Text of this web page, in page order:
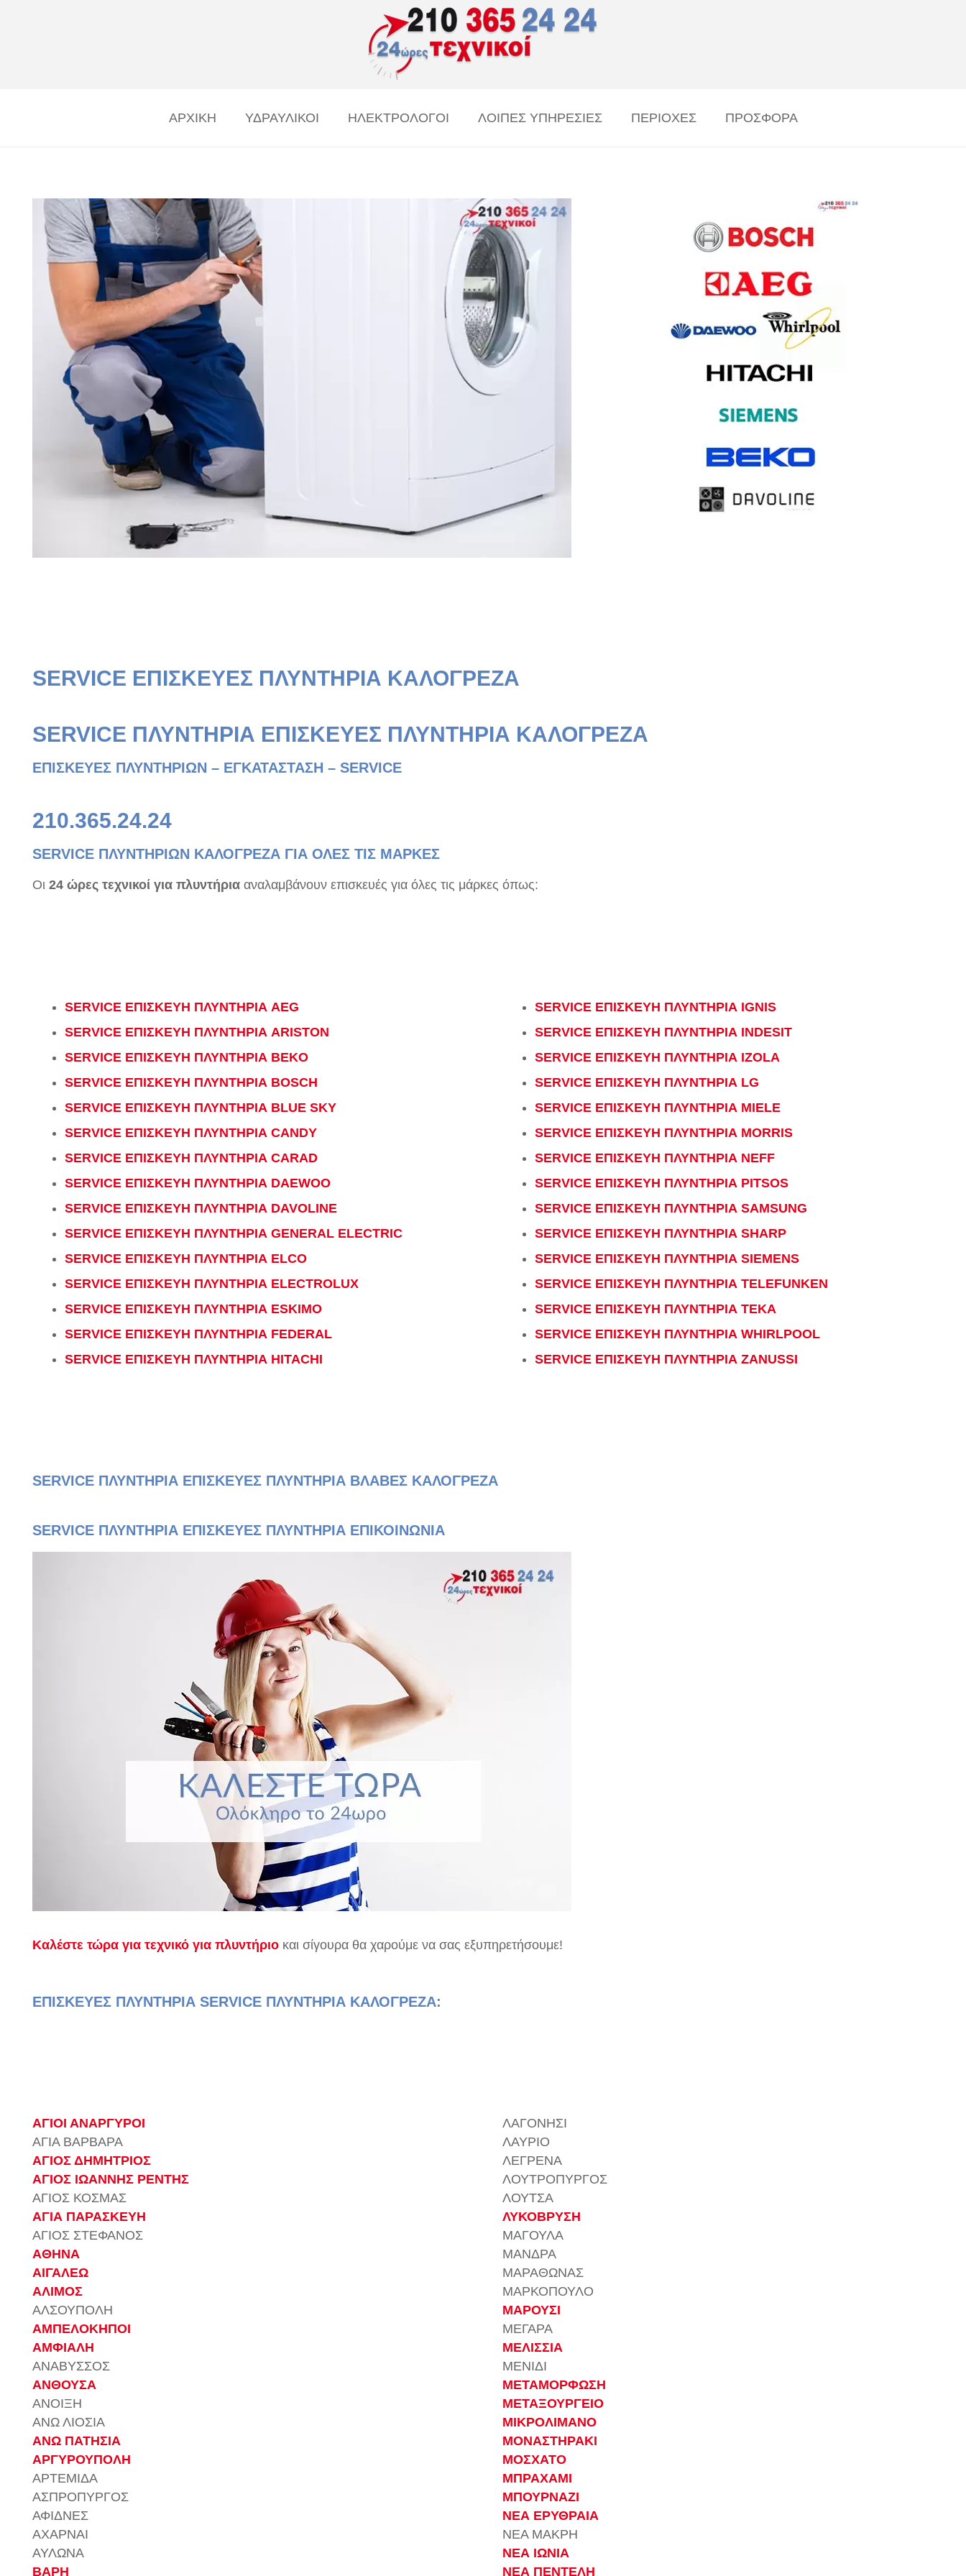
ΑΡΧΙΚΗ ΥΔΡΑΥΛΙΚΟΙ ΗΛΕΚΤΡΟΛΟΓΟΙ ΛΟΙΠΕΣ ΥΠΗΡΕΣΙΕΣ ΠΕΡΙΟΧΕΣ ΠΡΟΣΦΟΡΑ
SERVICE ΕΠΙΣΚΕΥΕΣ ΠΛΥΝΤΗΡΙΑ ΚΑΛΟΓΡΕΖΑ
SERVICE ΠΛΥΝΤΗΡΙΑ ΕΠΙΣΚΕΥΕΣ ΠΛΥΝΤΗΡΙΑ ΚΑΛΟΓΡΕΖΑ
ΕΠΙΣΚΕΥΕΣ ΠΛΥΝΤΗΡΙΩΝ – ΕΓΚΑΤΑΣΤΑΣΗ – SERVICE
210.365.24.24
SERVICE ΠΛΥΝΤΗΡΙΩΝ ΚΑΛΟΓΡΕΖΑ ΓΙΑ ΟΛΕΣ ΤΙΣ ΜΑΡΚΕΣ
Οι 24 ώρες τεχνικοί για πλυντήρια αναλαμβάνουν επισκευές για όλες τις μάρκες όπως:
SERVICE ΕΠΙΣΚΕΥΗ ΠΛΥΝΤΗΡΙΑ AEG
SERVICE ΕΠΙΣΚΕΥΗ ΠΛΥΝΤΗΡΙΑ ARISTON
SERVICE ΕΠΙΣΚΕΥΗ ΠΛΥΝΤΗΡΙΑ BEKO
SERVICE ΕΠΙΣΚΕΥΗ ΠΛΥΝΤΗΡΙΑ BOSCH
SERVICE ΕΠΙΣΚΕΥΗ ΠΛΥΝΤΗΡΙΑ BLUE SKY
SERVICE ΕΠΙΣΚΕΥΗ ΠΛΥΝΤΗΡΙΑ CANDY
SERVICE ΕΠΙΣΚΕΥΗ ΠΛΥΝΤΗΡΙΑ CARAD
SERVICE ΕΠΙΣΚΕΥΗ ΠΛΥΝΤΗΡΙΑ DAEWOO
SERVICE ΕΠΙΣΚΕΥΗ ΠΛΥΝΤΗΡΙΑ DAVOLINE
SERVICE ΕΠΙΣΚΕΥΗ ΠΛΥΝΤΗΡΙΑ GENERAL ELECTRIC
SERVICE ΕΠΙΣΚΕΥΗ ΠΛΥΝΤΗΡΙΑ ELCO
SERVICE ΕΠΙΣΚΕΥΗ ΠΛΥΝΤΗΡΙΑ ELECTROLUX
SERVICE ΕΠΙΣΚΕΥΗ ΠΛΥΝΤΗΡΙΑ ESKIMO
SERVICE ΕΠΙΣΚΕΥΗ ΠΛΥΝΤΗΡΙΑ FEDERAL
SERVICE ΕΠΙΣΚΕΥΗ ΠΛΥΝΤΗΡΙΑ HITACHI
SERVICE ΕΠΙΣΚΕΥΗ ΠΛΥΝΤΗΡΙΑ IGNIS
SERVICE ΕΠΙΣΚΕΥΗ ΠΛΥΝΤΗΡΙΑ INDESIT
SERVICE ΕΠΙΣΚΕΥΗ ΠΛΥΝΤΗΡΙΑ IZOLA
SERVICE ΕΠΙΣΚΕΥΗ ΠΛΥΝΤΗΡΙΑ LG
SERVICE ΕΠΙΣΚΕΥΗ ΠΛΥΝΤΗΡΙΑ MIELE
SERVICE ΕΠΙΣΚΕΥΗ ΠΛΥΝΤΗΡΙΑ MORRIS
SERVICE ΕΠΙΣΚΕΥΗ ΠΛΥΝΤΗΡΙΑ NEFF
SERVICE ΕΠΙΣΚΕΥΗ ΠΛΥΝΤΗΡΙΑ PITSOS
SERVICE ΕΠΙΣΚΕΥΗ ΠΛΥΝΤΗΡΙΑ SAMSUNG
SERVICE ΕΠΙΣΚΕΥΗ ΠΛΥΝΤΗΡΙΑ SHARP
SERVICE ΕΠΙΣΚΕΥΗ ΠΛΥΝΤΗΡΙΑ SIEMENS
SERVICE ΕΠΙΣΚΕΥΗ ΠΛΥΝΤΗΡΙΑ TELEFUNKEN
SERVICE ΕΠΙΣΚΕΥΗ ΠΛΥΝΤΗΡΙΑ TEKA
SERVICE ΕΠΙΣΚΕΥΗ ΠΛΥΝΤΗΡΙΑ WHIRLPOOL
SERVICE ΕΠΙΣΚΕΥΗ ΠΛΥΝΤΗΡΙΑ ZANUSSI
SERVICE ΠΛΥΝΤΗΡΙΑ ΕΠΙΣΚΕΥΕΣ ΠΛΥΝΤΗΡΙΑ ΒΛΑΒΕΣ ΚΑΛΟΓΡΕΖΑ
SERVICE ΠΛΥΝΤΗΡΙΑ ΕΠΙΣΚΕΥΕΣ ΠΛΥΝΤΗΡΙΑ ΕΠΙΚΟΙΝΩΝΙΑ
Καλέστε τώρα για τεχνικό για πλυντήριο και σίγουρα θα χαρούμε να σας εξυπηρετήσουμε!
ΕΠΙΣΚΕΥΕΣ ΠΛΥΝΤΗΡΙΑ SERVICE ΠΛΥΝΤΗΡΙΑ ΚΑΛΟΓΡΕΖΑ:
ΑΓΙΟΙ ΑΝΑΡΓΥΡΟΙ
ΑΓΙΑ ΒΑΡΒΑΡΑ
ΑΓΙΟΣ ΔΗΜΗΤΡΙΟΣ
ΑΓΙΟΣ ΙΩΑΝΝΗΣ ΡΕΝΤΗΣ
ΑΓΙΟΣ ΚΟΣΜΑΣ
ΑΓΙΑ ΠΑΡΑΣΚΕΥΗ
ΑΓΙΟΣ ΣΤΕΦΑΝΟΣ
ΑΘΗΝΑ
ΑΙΓΑΛΕΩ
ΑΛΙΜΟΣ
ΑΛΣΟΥΠΟΛΗ
ΑΜΠΕΛΟΚΗΠΟΙ
ΑΜΦΙΑΛΗ
ΑΝΑΒΥΣΣΟΣ
ΑΝΘΟΥΣΑ
ΑΝΟΙΞΗ
ΑΝΩ ΛΙΟΣΙΑ
ΑΝΩ ΠΑΤΗΣΙΑ
ΑΡΓΥΡΟΥΠΟΛΗ
ΑΡΤΕΜΙΔΑ
ΑΣΠΡΟΠΥΡΓΟΣ
ΑΦΙΔΝΕΣ
ΑΧΑΡΝΑΙ
ΑΥΛΩΝΑ
ΒΑΡΗ
ΛΑΓΟΝΗΣΙ
ΛΑΥΡΙΟ
ΛΕΓΡΕΝΑ
ΛΟΥΤΡΟΠΥΡΓΟΣ
ΛΟΥΤΣΑ
ΛΥΚΟΒΡΥΣΗ
ΜΑΓΟΥΛΑ
ΜΑΝΔΡΑ
ΜΑΡΑΘΩΝΑΣ
ΜΑΡΚΟΠΟΥΛΟ
ΜΑΡΟΥΣΙ
ΜΕΓΑΡΑ
ΜΕΛΙΣΣΙΑ
ΜΕΝΙΔΙ
ΜΕΤΑΜΟΡΦΩΣΗ
ΜΕΤΑΞΟΥΡΓΕΙΟ
ΜΙΚΡΟΛΙΜΑΝΟ
ΜΟΝΑΣΤΗΡΑΚΙ
ΜΟΣΧΑΤΟ
ΜΠΡΑΧΑΜΙ
ΜΠΟΥΡΝΑΖΙ
ΝΕΑ ΕΡΥΘΡΑΙΑ
ΝΕΑ ΜΑΚΡΗ
ΝΕΑ ΙΩΝΙΑ
ΝΕΑ ΠΕΝΤΕΛΗ